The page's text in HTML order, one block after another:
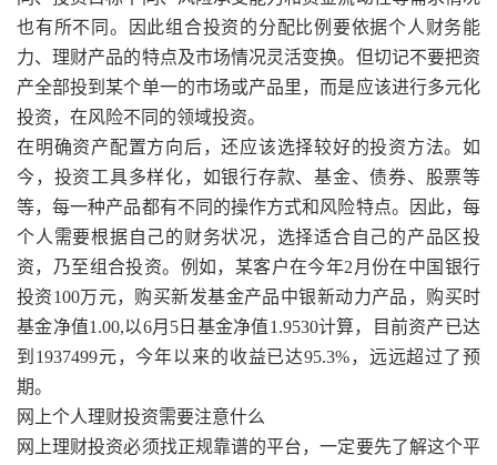
也有所不同。因此组合投资的分配比例要依据个人财务能
力、理财产品的特点及市场情况灵活变换。但切记不要把资
产全部投到某个单一的市场或产品里，而是应该进行多元化
投资，在风险不同的领域投资。
在明确资产配置方向后，还应该选择较好的投资方法。如
今，投资工具多样化，如银行存款、基金、债券、股票等
等，每一种产品都有不同的操作方式和风险特点。因此，每
个人需要根据自己的财务状况，选择适合自己的产品区投
资，乃至组合投资。例如，某客户在今年2月份在中国银行
投资100万元，购买新发基金产品中银新动力产品，购买时
基金净值1.00,以6月5日基金净值1.9530计算，目前资产已达
到1937499元，今年以来的收益已达95.3%，远远超过了预
期。
网上个人理财投资需要注意什么
网上理财投资必须找正规靠谱的平台，一定要先了解这个平